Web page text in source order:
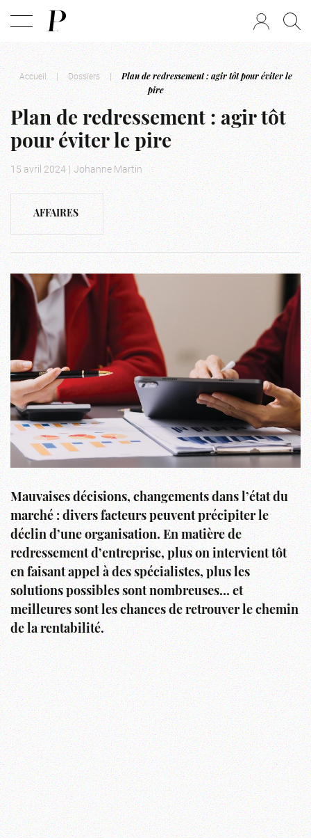
Accueil | Dossiers |
Plan de redressement : agir tôt pour éviter le
pire
Plan de redressement : agir tôt
pour éviter le pire
15 avril 2024 | Johanne Martin
AFFAIRES
Mauvaises décisions, changements dans l’état du
marché : divers facteurs peuvent précipiter le
déclin d’une organisation. En matière de
redressement d’entreprise, plus on intervient tôt
en faisant appel à des spécialistes, plus les
solutions possibles sont nombreuses… et
meilleures sont les chances de retrouver le chemin
de la rentabilité.